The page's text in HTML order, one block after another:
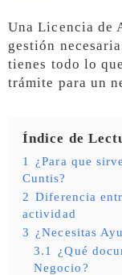
Una Licencia de
gestión
tienes todo lo
trámite para un
Índice de
1
¿Para que
Cuntis?
2 Diferencia
actividad
3 ¿Necesitas
3.1
¿Qué
Negocio?